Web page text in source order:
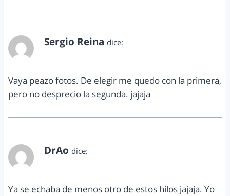
Sergio Reina dice:
Vaya peazo fotos. De elegir me quedo con la primera,
pero no desprecio la segunda. jajaja
DrAo dice:
Ya se echaba de menos otro de estos hilos jajaja. Yo